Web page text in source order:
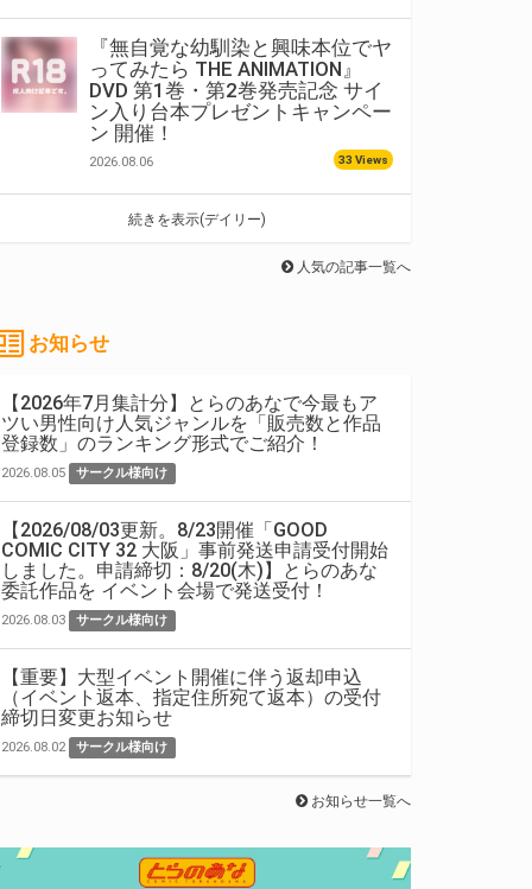
『無自覚な幼馴染と興味本位でヤ
ってみたら THE ANIMATION』
DVD 第1巻・第2巻発売記念 サイ
ン入り台本プレゼントキャンペー
ン 開催！
2026.08.06 33 Views
続きを表示(デイリー)
人気の記事一覧へ
お知らせ
【2026年7月集計分】とらのあなで今最もア
ツい男性向け人気ジャンルを「販売数と作品
登録数」のランキング形式でご紹介！
2026.08.05 サークル様向け
【2026/08/03更新。8/23開催「GOOD
COMIC CITY 32 大阪」事前発送申請受付開始
しました。申請締切：8/20(木)】とらのあな
委託作品を イベント会場で発送受付！
2026.08.03 サークル様向け
【重要】大型イベント開催に伴う返却申込
（イベント返本、指定住所宛て返本）の受付
締切日変更お知らせ
2026.08.02 サークル様向け
お知らせ一覧へ